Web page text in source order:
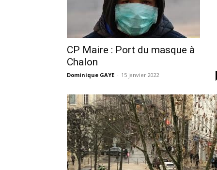
CP Maire : Port du masque à
Chalon
Dominique GAYE - 15 janvier 2022